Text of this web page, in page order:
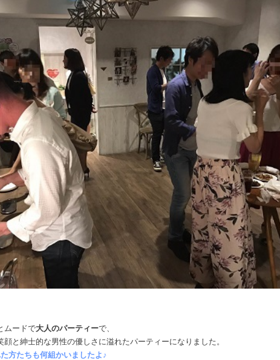
ムードで大人のパーティーで、
と紳士的な男性の優しさに溢れたパーティーになりました。
方たちも何組かいましたよ♪